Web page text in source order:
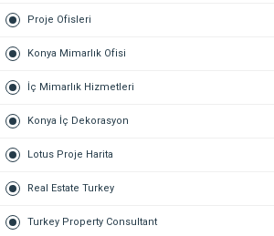
Proje Ofisleri
Konya Mimarlık Ofisi
İç Mimarlık Hizmetleri
Konya İç Dekorasyon
Lotus Proje Harita
Real Estate Turkey
Turkey Property Consultant